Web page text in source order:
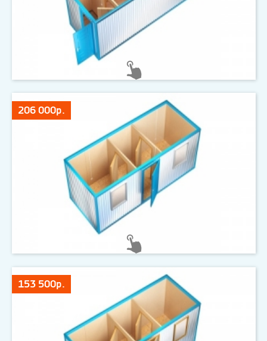
206 000р.
153 500р.